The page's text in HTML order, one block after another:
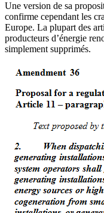
Une version de sa
confirme cependant les
Europe. La plupart des
producteurs d’énergie
simplement supprimés.